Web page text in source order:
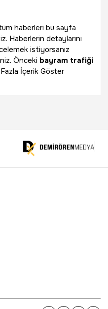
haberleri bu sayfa
Haberlerin detaylarını
istiyorsanız
Önceki bayram trafiği
İçerik Göster